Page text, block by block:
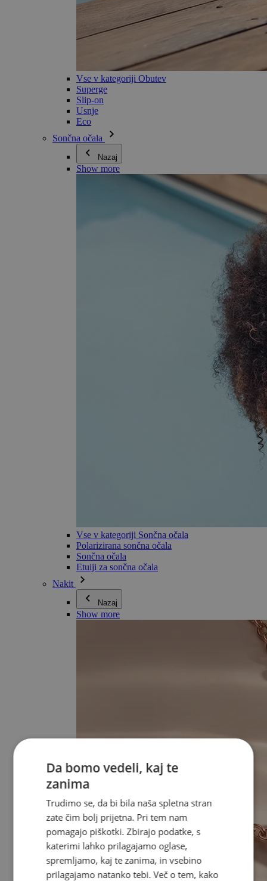
Vse v kategoriji Obutev
Superge
Slip-on
Usnje
Eco
Sončna očala
Nazaj
Show more
Vse v kategoriji Sončna očala
Polarizirana sončna očala
Sončna očala
Etuiji za sončna očala
Nakit
Nazaj
Show more
Da bomo vedeli, kaj te
zanima
Trudimo se, da bi bila naša spletna stran
zate čim bolj prijetna. Pri tem nam
pomagajo piškotki. Zbirajo podatke, s
katerimi lahko prilagajamo oglase,
spremljamo, kaj te zanima, in vsebino
prilagajamo natanko tebi. Več o tem, kako